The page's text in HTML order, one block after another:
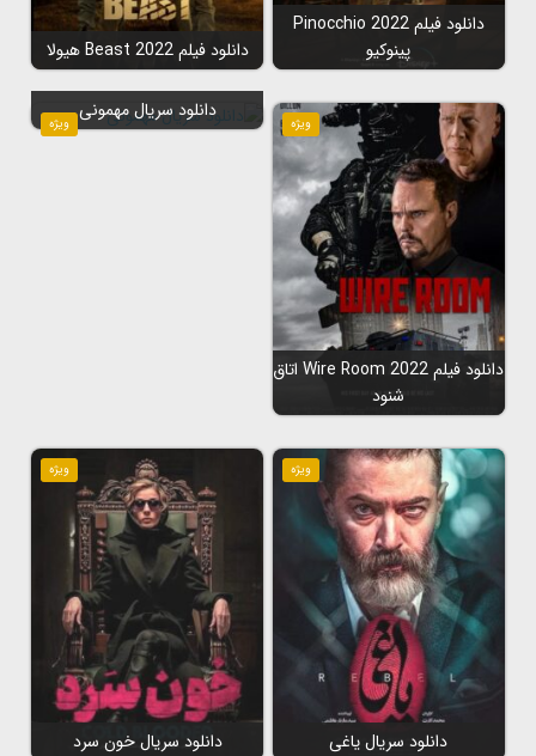
دانلود فیلم Pinocchio 2022
پینوکیو
دانلود فیلم Beast 2022 هیولا
ویژه
دانلود فیلم Wire Room 2022 اتاق
شنود
ویژه
دانلود سریال مهمونی
ویژه
دانلود سریال یاغی
ویژه
دانلود سریال خون سرد